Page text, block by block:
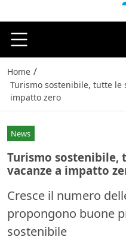
Home /
Turismo sostenibile, tutte le
impatto zero
News
Turismo
vacanze a impatto
Cresce il numero
propongono buone
sostenibile